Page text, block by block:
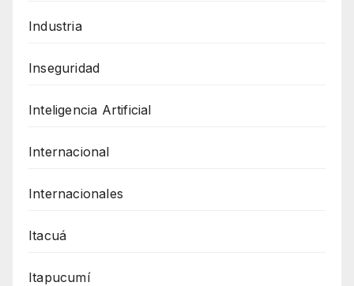
Industria
Inseguridad
Inteligencia Artificial
Internacional
Internacionales
Itacuá
Itapucumí